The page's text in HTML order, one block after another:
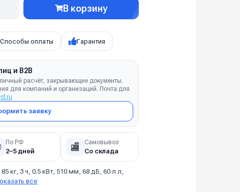
В корзину
Способы оплаты Гарантия
и B2B
расчёт, закрывающие документы.
для компаний и организаций. Почта для
заявку
По РФ
2–5 дней 🏬 Самовывоз
Со склада
85 кг, 3 ч, 0.5 кВт, 510 мм, 68 дБ, 60 л л,
все